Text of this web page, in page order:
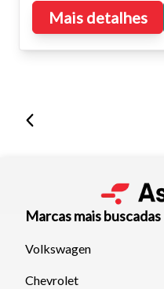
Mais detalhes
Marcas mais buscadas
Volkswagen
Chevrolet